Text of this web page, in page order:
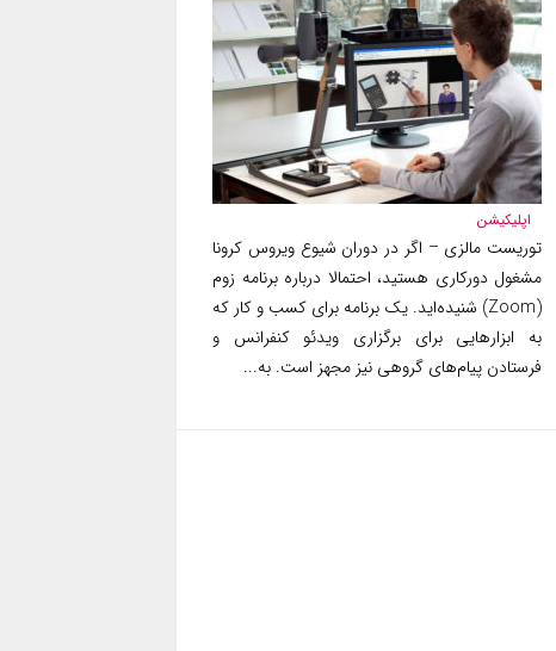
اپلیکیشن
توریست مالزی – اگر در دوران شیوع ویروس کرونا
مشغول دورکاری هستید، احتمالا درباره برنامه زوم
(Zoom) شنیده‌اید. یک برنامه برای کسب و کار که
به ابزارهایی برای برگزاری ویدئو کنفرانس و
فرستادن پیام‌های گروهی نیز مجهز است. به...